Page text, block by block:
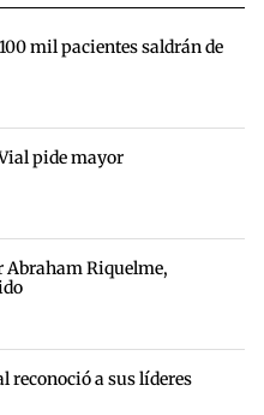
mil pacientes saldrán de
pide mayor
Abraham Riquelme,
reconoció a sus líderes